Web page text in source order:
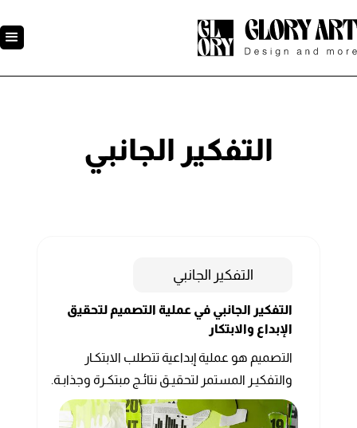
التفكير الجانبي
التفكير الجانبي
التفكير الجانبي في عملية التصميم لتحقيق
الإبداع والابتكار
التصميم هو عملية إبداعية تتطلب الابتكـار
والتفكيـر المستمر لتحقيـق نتائـج مبتكـرة وجذابـة.